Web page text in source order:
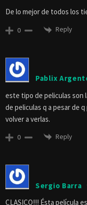
De lo mejor de todos los
0 Reply
Pablix
este tipo de peliculas son
de peliculas q a pesar de
volver a verlas.
0 Reply
Sergio Barra
CLASICO!!! Ésta película